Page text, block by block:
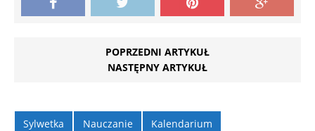
POPRZEDNI ARTYKUŁ
NASTĘPNY ARTYKUŁ
Sylwetka Nauczanie Kalendarium